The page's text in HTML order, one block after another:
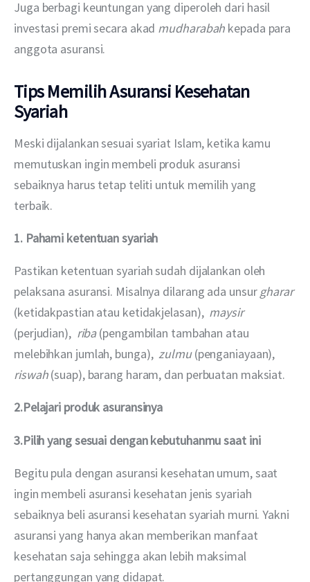
Juga berbagi keuntungan yang diperoleh dari hasil
investasi premi secara akad mudharabah kepada para
anggota asuransi.
Tips Memilih Asuransi Kesehatan
Syariah
Meski dijalankan sesuai syariat Islam, ketika kamu
memutuskan ingin membeli produk asuransi
sebaiknya harus tetap teliti untuk memilih yang
terbaik.
1. Pahami ketentuan syariah
Pastikan ketentuan syariah sudah dijalankan oleh
pelaksana asuransi. Misalnya dilarang ada unsur gharar
(ketidakpastian atau ketidakjelasan), maysir
(perjudian), riba (pengambilan tambahan atau
melebihkan jumlah, bunga), zulmu (penganiayaan),
riswah (suap), barang haram, dan perbuatan maksiat.
2.Pelajari produk asuransinya
3.Pilih yang sesuai dengan kebutuhanmu saat ini
Begitu pula dengan asuransi kesehatan umum, saat
ingin membeli asuransi kesehatan jenis syariah
sebaiknya beli asuransi kesehatan syariah murni. Yakni
asuransi yang hanya akan memberikan manfaat
kesehatan saja sehingga akan lebih maksimal
pertanggungan yang didapat.